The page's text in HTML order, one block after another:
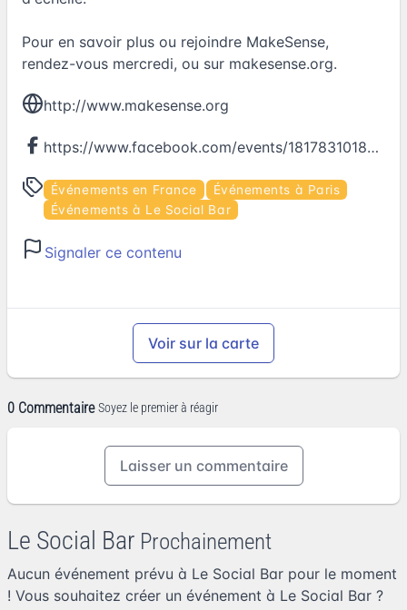
Pour en savoir plus ou rejoindre MakeSense,
rendez-vous mercredi, ou sur makesense.org.
http://www.makesense.org
https://www.facebook.com/events/1817831018439881
Événements en France
Événements à Paris
Événements à Le Social Bar
Signaler ce contenu
Voir sur la carte
0 Commentaire Soyez le premier à réagir
Laisser un commentaire
Le Social Bar Prochainement
Aucun événement prévu à Le Social Bar pour le moment
! Vous souhaitez créer un événement à Le Social Bar ?